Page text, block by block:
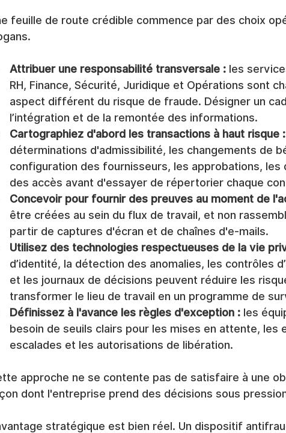
feuille de route crédible commence par des choix
Attribuer une responsabilité transversale : les
RH, Finance, Sécurité, Juridique et Opérations sont
aspect différent du risque de fraude. Désigner un
l’intégration et de la remontée des informations.
Cartographiez d'abord les transactions à haut risque :
déterminations d'admissibilité, les changements de
configuration des fournisseurs, les approbations,
des accès avant d'essayer de répertorier chaque
Concevoir pour fournir des preuves au moment de
être créées au sein du flux de travail, et non
partir de captures d'écran et de chaînes d'e-mails.
Utilisez des technologies respectueuses de la vie
d’identité, la détection des anomalies, les contrôles
et les journaux de décisions peuvent réduire les
transformer le lieu de travail en un programme de
Définissez à l'avance les règles d'exception : les
besoin de seuils clairs pour les mises en attente, les
escalades et les autorisations de libération.
approche ne se contente pas de satisfaire à une
dont l'entreprise prend des décisions sous
stratégique est bien réel. Un dispositif